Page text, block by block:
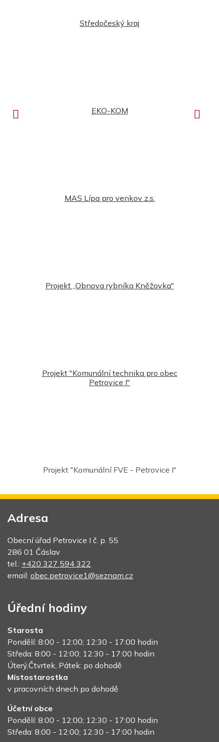
Středočeský kraj
EKO-KOM
MAS Lípa pro venkov z.s.
Projekt ,,Obnova rybníka Kněžovka"
Projekt "Komunální technika pro obec
Petrovice I"
Projekt "Komunální FVE - Petrovice I"
Adresa
Obecní úřad Petrovice I č. p. 55
286 01 Čáslav
tel.: +420 327 594 322
email: obec.petrovice1@seznam.cz
Úřední hodiny
Starosta
Pondělí: 8:00 - 12:00; 12:30 - 17:00 hodin
Středa: 8:00 - 12:00; 12:30 - 17:00 hodin
Úterý,Čtvrtek, Pátek: po dohodě
Místostarostka
v pracovních dnech po dohodě
Účetní obce
Pondělí: 8:00 - 12:00; 12:30 - 17:00 hodin
Středa: 8:00 - 12:00; 12:30 - 17:00 hodin